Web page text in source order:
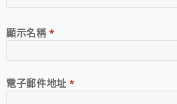
顯示名稱*
電子郵件地址*